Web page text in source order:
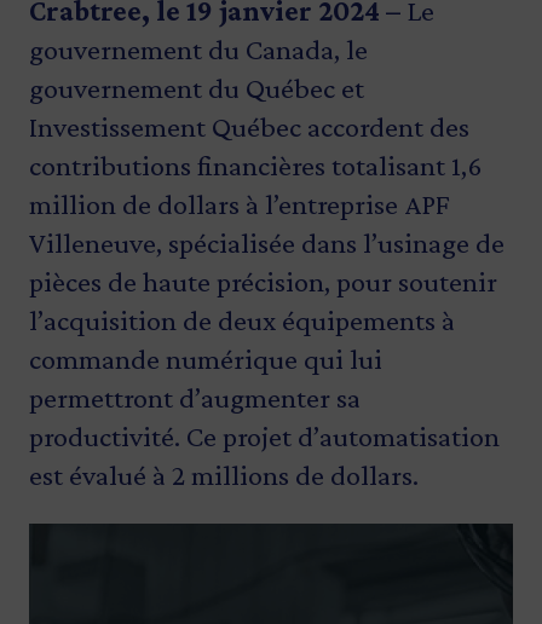
Crabtree, le 19 janvier 2024 – Le
gouvernement du Canada, le
gouvernement du Québec et
Investissement Québec accordent des
contributions financières totalisant 1,6
million de dollars à l’entreprise APF
Villeneuve, spécialisée dans l’usinage de
pièces de haute précision, pour soutenir
l’acquisition de deux équipements à
commande numérique qui lui
permettront d’augmenter sa
productivité. Ce projet d’automatisation
est évalué à 2 millions de dollars.